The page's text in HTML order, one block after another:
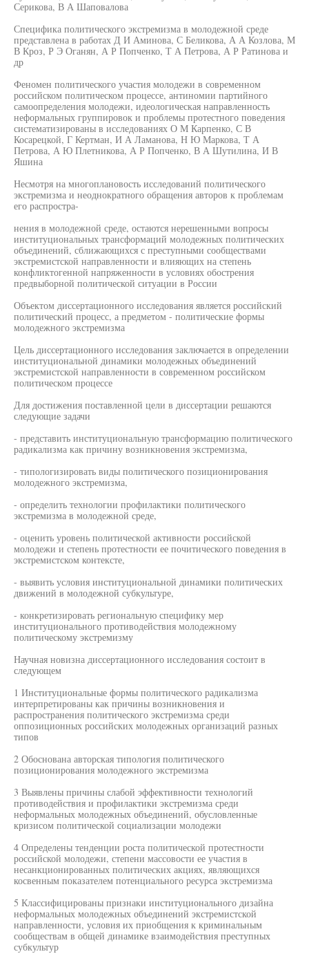
Серикова, В А Шаповалова
Специфика политического экстремизма в молодежной среде
представлена в работах Д И Аминова, С Беликова, А А Козлова, М
В Кроз, Р Э Оганян, А Р Попченко, Т А Петрова, А Р Ратинова и
др
Феномен политического участия молодежи в современном
российском политическом процессе, антиномии партийного
самоопределения молодежи, идеологическая направленность
неформальных группировок и проблемы протестного поведения
систематизированы в исследованиях О М Карпенко, С В
Косарецкой, Г Кертман, И А Ламанова, Н Ю Маркова, Т А
Петрова, А Ю Плетникова, А Р Попченко, В А Шутилина, И В
Яшина
Несмотря на многоплановость исследований политического
экстремизма и неоднократного обращения авторов к проблемам
его распростра-
нения в молодежной среде, остаются нерешенными вопросы
институциональных трансформаций молодежных политических
объединений, сближающихся с преступными сообществами
экстремистской направленности и влияющих на степень
конфликтогенной напряженности в условиях обострения
предвыборной политической ситуации в России
Объектом диссертационного исследования является российский
политический процесс, а предметом - политические формы
молодежного экстремизма
Цель диссертационного исследования заключается в определении
институциональной динамики молодежных объединений
экстремистской направленности в современном российском
политическом процессе
Для достижения поставленной цели в диссертации решаются
следующие задачи
- представить институциональную трансформацию политического
радикализма как причину возникновения экстремизма,
- типологизировать виды политического позиционирования
молодежного экстремизма,
- определить технологии профилактики политического
экстремизма в молодежной среде,
- оценить уровень политической активности российской
молодежи и степень протестности ее почитического поведения в
экстремистском контексте,
- выявить условия институциональной динамики политических
движений в молодежной субкультуре,
- конкретизировать региональную специфику мер
институционального противодействия молодежному
политическому экстремизму
Научная новизна диссертационного исследования состоит в
следующем
1 Институциональные формы политического радикализма
интерпретированы как причины возникновения и
распространения политического экстремизма среди
оппозиционных российских молодежных организаций разных
типов
2 Обоснована авторская типология политического
позиционирования молодежного экстремизма
3 Выявлены причины слабой эффективности технологий
противодействия и профилактики экстремизма среди
неформальных молодежных объединений, обусловленные
кризисом политической социализации молодежи
4 Определены тенденции роста политической протестности
российской молодежи, степени массовости ее участия в
несанкционированных политических акциях, являющихся
косвенным показателем потенциального ресурса экстремизма
5 Классифицированы признаки институционального дизайна
неформальных молодежных объединений экстремистской
направленности, условия их приобщения к криминальным
сообществам в общей динамике взаимодействия преступных
субкультур